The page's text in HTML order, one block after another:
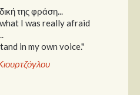
της φράση...
I was really afraid
in my own voice."